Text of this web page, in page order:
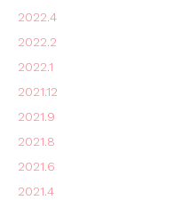
2022.4
2022.2
2022.1
2021.12
2021.9
2021.8
2021.6
2021.4